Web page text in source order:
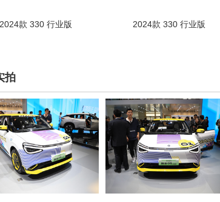
2024款 330 行业版 2024款 330 行业版
拍